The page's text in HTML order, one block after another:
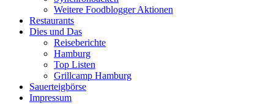
Weitere Foodblogger Aktionen
Restaurants
Dies und Das
Reiseberichte
Hamburg
Top Listen
Grillcamp Hamburg
Sauerteigbörse
Impressum